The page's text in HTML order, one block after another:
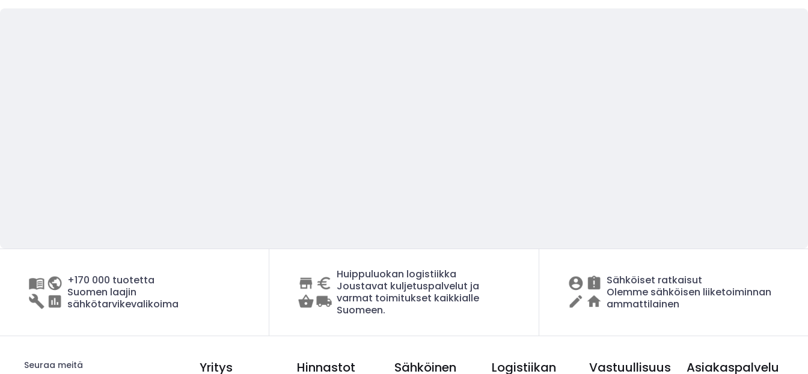
+170 000 tuotetta
Suomen laajin
sähkötarvikevalikoima
Huippuluokan logistiikka
Joustavat kuljetuspalvelut ja
varmat toimitukset kaikkialle
Suomeen.
Sähköiset ratkaisut
Olemme sähköisen liiketoiminnan
ammattilainen
Seuraa meitä Yritys Hinnastot
Sähköinen
Logistiikan
Vastuullisuus Asiakaspalvelu